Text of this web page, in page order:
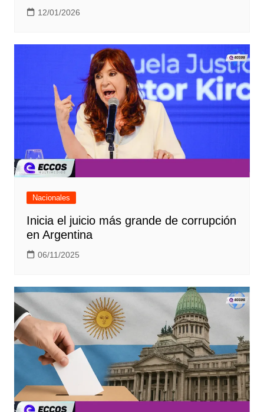
12/01/2026
Nacionales
Inicia el juicio más grande de corrupción
en Argentina
06/11/2025